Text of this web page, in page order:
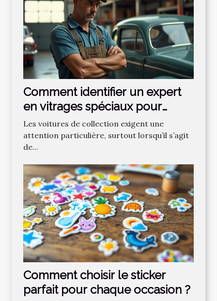
Comment identifier un expert
en vitrages spéciaux pour
voitures de collection ?
Les voitures de collection exigent une
attention particulière, surtout lorsqu’il s’agit
de...
Comment choisir le sticker
parfait pour chaque occasion ?